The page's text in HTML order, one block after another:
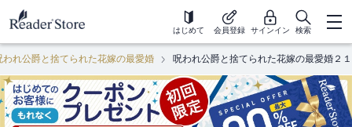
はじめて 会員登録 サインイン 検索
われ公爵と捨てられた花嫁の最愛婚 呪われ公爵と捨てられた花嫁の最愛婚２１